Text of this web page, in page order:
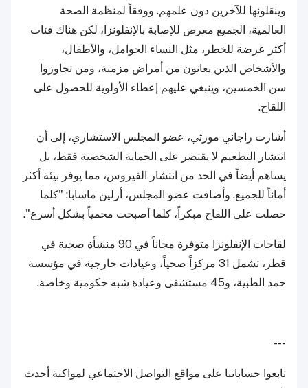
وينقلونها للآخرين دون علمهم. ووفقاً لمنظمة الصحة
العالمية، الجميع معرض للإصابة بالإنفلونزا، لكن هناك فئات
أكثر عرضة للخطر، مثل النساء الحوامل، والأطفال،
والأشخاص الذين يعانون من أمراض مزمنة، ومن تجاوزوا
سن الخمسين، وينبغي عليهم إعطاء الأولوية للحصول على
اللقاح.
أشارت راجاني مورثي، عضو المجلس الاستشاري، إلى أن
انتشار التطعيم لا يقتصر على الحماية الشخصية فقط، بل
يساهم أيضاً في الحد من انتشار الفيروس، مما يوفر بيئة أكثر
أماناً للجميع. وأضافت عضو المجلس، أرلين ماسابا: "كلما
حصلت على اللقاح مبكراً، كلما أصبحت محمياً بشكل أسرع".
لقاحات الإنفلونزا متوفرة مجاناً في 90 منشأة صحية في
قطر، تشمل 31 مركزاً صحياً، وعيادات خارجية في مؤسسة
حمد الطبية، و45 مستشفى وعيادة شبه حكومية وخاصة.
---
تابعوا حساباتنا على مواقع التواصل الاجتماعي لمواكبة أحدث